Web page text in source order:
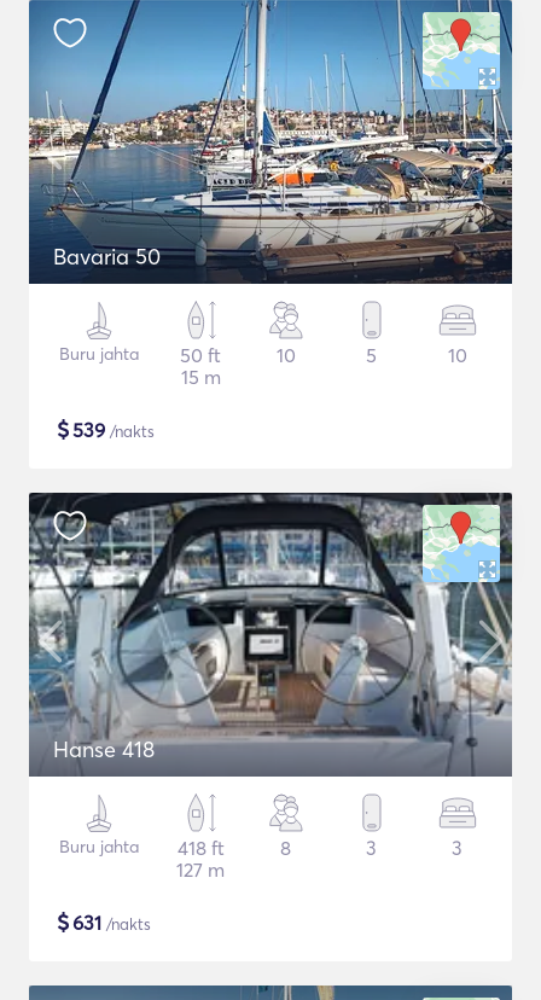
Bavaria 50
Buru jahta
50 ft
15 m
10 5 10
$539 /nakts
Hanse 418
Buru jahta
418 ft
127 m
8 3 3
$631 /nakts